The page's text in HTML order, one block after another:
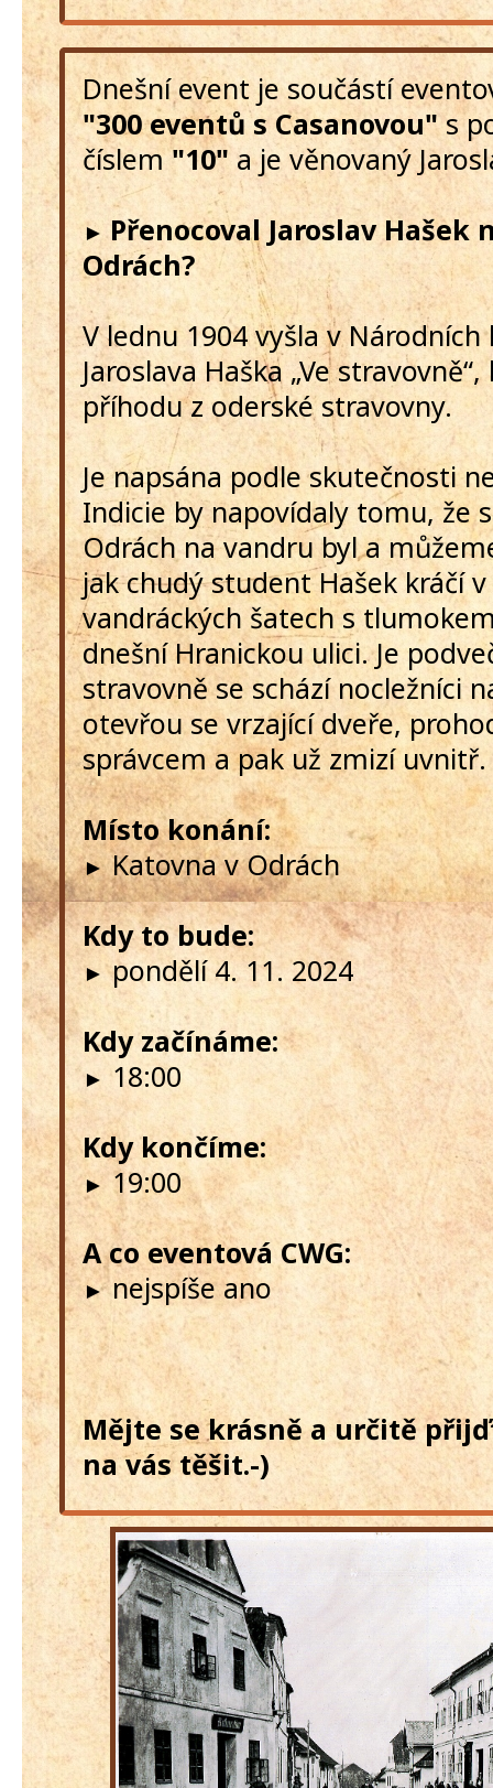
Dnešní event je součástí
"300 eventů s Casanovou"s
číslem"10" a je věnovaný
►Přenocoval Jaroslav Hašek
Odrách?
V lednu 1904 vyšla v
Jaroslava Haška „Ve
příhodu z oderské stravovny.
Je napsána podle skutečnosti
Indicie by napovídaly tomu, že
Odrách na vandru byl a
jak chudý student Hašek kráčí
vandráckých šatech s
dnešní Hranickou ulici. Je
stravovně se schází nocležníci
otevřou se vrzající dveře,
správcem a pak už zmizí uvnitř.
Místo konání:
►Katovna v Odrách
Kdy to bude:
►pondělí 4. 11. 2024
Kdy začínáme:
► 18:00
Kdy končíme:
►19:00
A co eventová CWG:
►nejspíše ano
Mějte se krásně a určitě
na vás těšit.-)